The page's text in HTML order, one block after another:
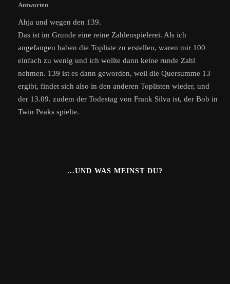
Antworten
Ahja und wegen den 139.
Das ist im Grunde eine reine Zahlenspielerei. Als ich
angefangen haben die Topliste zu erstellen, waren mir 100
einfach zu wenig und ich wollte dann keine runde Zahl
nehmen. 139 ist es dann geworden, weil die Quersumme 13
ergibt, findet sich also in den anderen Toplisten wieder, und
der 13.09. zudem der Todestag von Frank Silva ist, der Bob in
Twin Peaks spielte.
...UND WAS MEINST DU?